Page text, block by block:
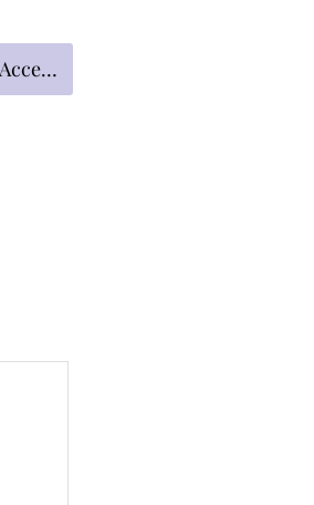
Acceso